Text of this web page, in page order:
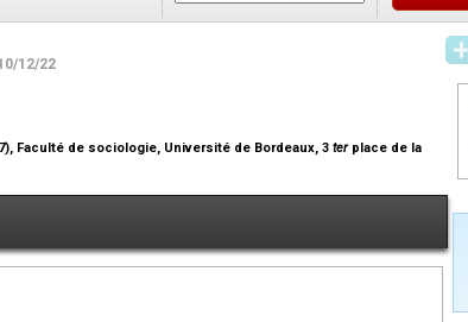
12/22
Faculté de sociologie, Université de Bordeaux, 3 terplace de la